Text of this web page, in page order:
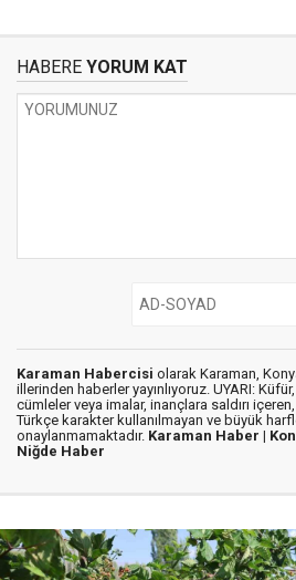
HABERE YORUM KAT
Karaman Habercisi olarak Karaman,
illerinden haberler yayınlıyoruz. UYARI:
cümleler veya imalar, inançlara saldırı
Türkçe karakter kullanılmayan ve büyük
onaylanmamaktadır. Karaman Haber |
Niğde Haber